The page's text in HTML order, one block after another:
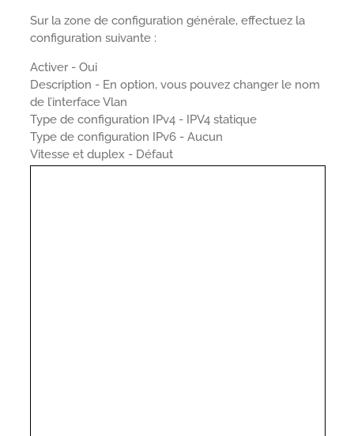
Sur la zone de configuration générale, effectuez la
configuration suivante :
Activer - Oui
Description - En option, vous pouvez changer le nom
de l’interface Vlan
Type de configuration IPv4 - IPV4 statique
Type de configuration IPv6 - Aucun
Vitesse et duplex - Défaut